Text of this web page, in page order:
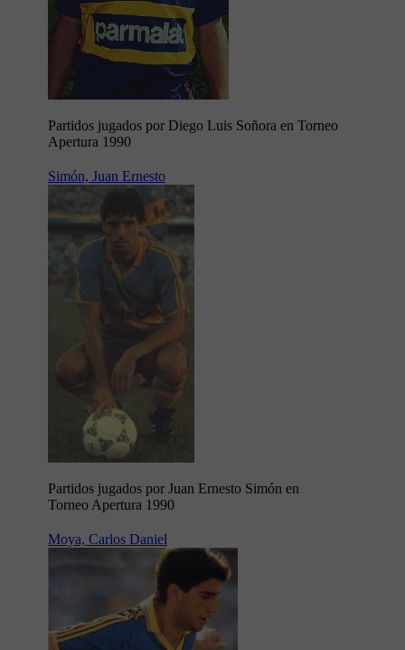
Partidos jugados por Diego Luis Soñora en Torneo
Apertura 1990
Simón, Juan Ernesto
Partidos jugados por Juan Ernesto Simón en
Torneo Apertura 1990
Moya, Carlos Daniel